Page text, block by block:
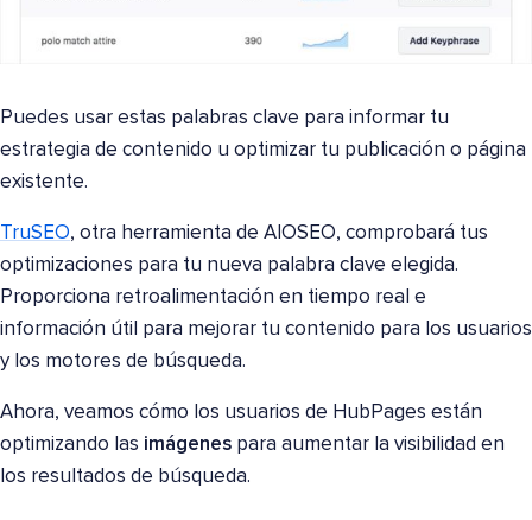
Puedes usar estas palabras clave para informar tu
estrategia de contenido u optimizar tu publicación o página
existente.
TruSEO, otra herramienta de AIOSEO, comprobará tus
optimizaciones para tu nueva palabra clave elegida.
Proporciona retroalimentación en tiempo real e
información útil para mejorar tu contenido para los usuarios
y los motores de búsqueda.
Ahora, veamos cómo los usuarios de HubPages están
optimizando las imágenes para aumentar la visibilidad en
los resultados de búsqueda.